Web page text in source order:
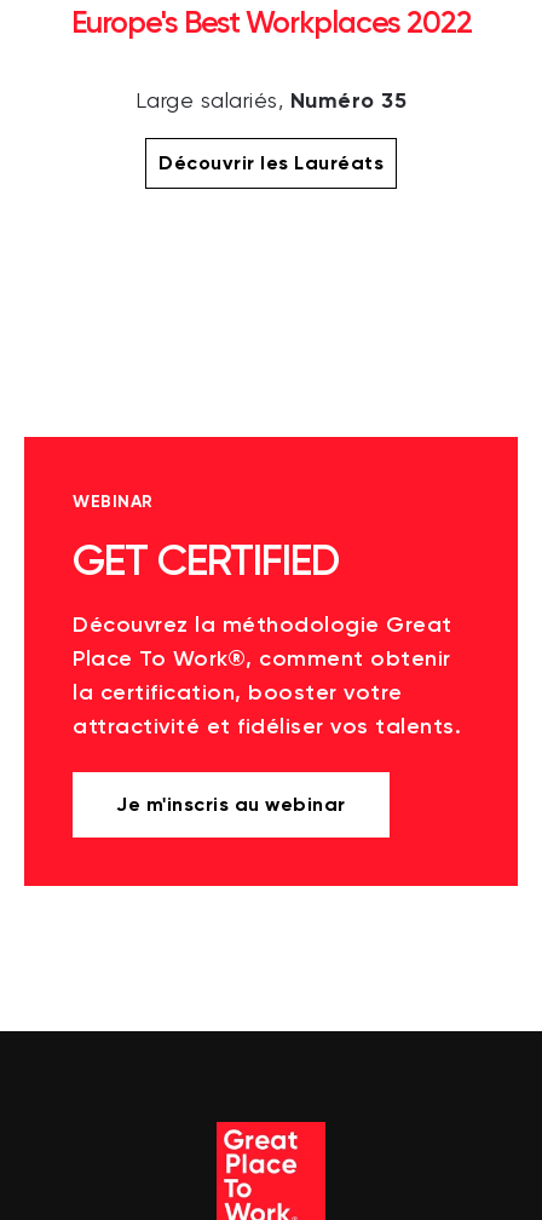
Europe's Best Workplaces 2022
Large salariés, Numéro 35
Découvrir les Lauréats
WEBINAR
GET CERTIFIED
Découvrez la méthodologie Great
Place To Work®, comment obtenir
la certification, booster votre
attractivité et fidéliser vos talents.
Je m'inscris au webinar